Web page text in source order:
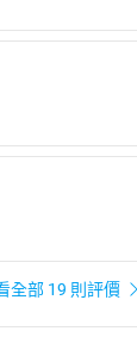
路236巷1號
上
有差異時，以實
全部 19 則評價